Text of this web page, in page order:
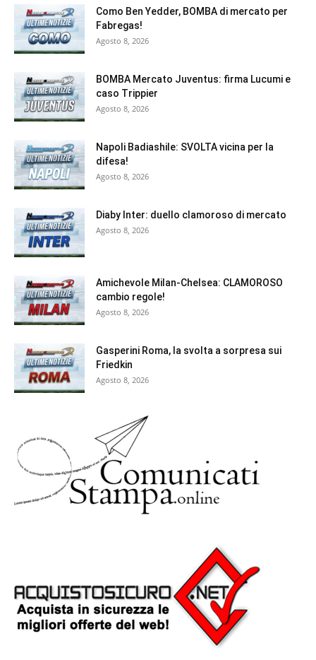
Como Ben Yedder, BOMBA di mercato per
Fabregas!
Agosto 8, 2026
BOMBA Mercato Juventus: firma Lucumi e
caso Trippier
Agosto 8, 2026
Napoli Badiashile: SVOLTA vicina per la
difesa!
Agosto 8, 2026
Diaby Inter: duello clamoroso di mercato
Agosto 8, 2026
Amichevole Milan-Chelsea: CLAMOROSO
cambio regole!
Agosto 8, 2026
Gasperini Roma, la svolta a sorpresa sui
Friedkin
Agosto 8, 2026